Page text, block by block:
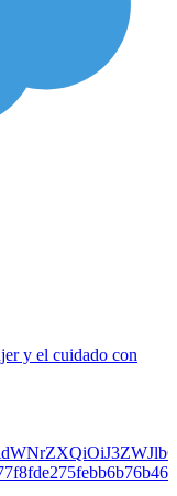
y el cuidado con